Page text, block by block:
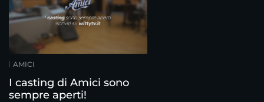
AMICI
I casting di Amici sono
sempre aperti!